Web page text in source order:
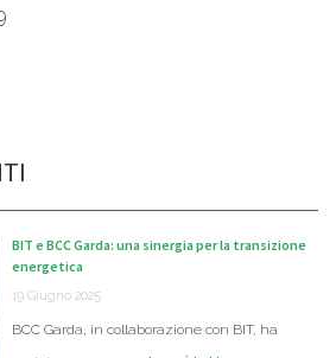
BIT e BCC Garda: una sinergia per la transizione
energetica
19 Giugno 2025
BCC Garda, in collaborazione con BIT, ha